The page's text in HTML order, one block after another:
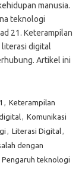
manusia.
teknologi
21. Keterampilan
literasi digital
Artikel ini
, Keterampilan
, Komunikasi
, Literasi Digital,
dengan
Pengaruh teknologi